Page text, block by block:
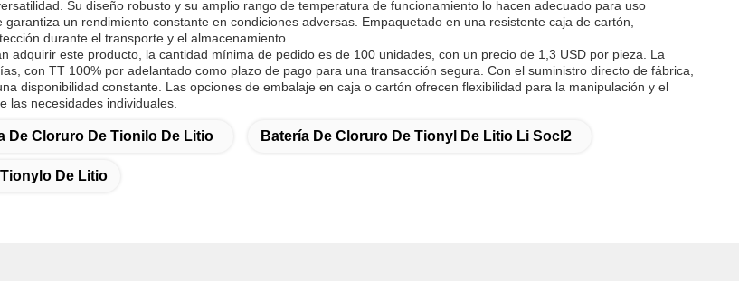
Su diseño robusto y su amplio rango de temperatura de funcionamiento lo hacen adecuado para uso
un rendimiento constante en condiciones adversas. Empaquetado en una resistente caja de cartón,
durante el transporte y el almacenamiento.
adquirir este producto, la cantidad mínima de pedido es de 100 unidades, con un precio de 1,3 USD por pieza. La
con TT 100% por adelantado como plazo de pago para una transacción segura. Con el suministro directo de fábrica,
disponibilidad constante. Las opciones de embalaje en caja o cartón ofrecen flexibilidad para la manipulación y el
las necesidades individuales.
De Cloruro De Tionilo De Litio Batería De Cloruro De Tionyl De Litio Li Socl2
De Litio